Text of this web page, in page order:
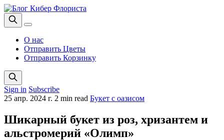
О нас
Отправить Цветы
Отправить Корзинку
Sign in Subscribe
25 апр. 2024 г. 2 min read Букет с оазисом
Шикарный букет из роз, хризантем и
альстромерий «Олимп»